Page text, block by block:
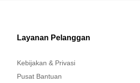
Layanan Pelanggan
Kebijakan & Privasi
Pusat Bantuan